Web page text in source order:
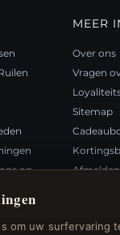
om uw surfervaring
op
MEER
Over ons
Vragen
Sitemap